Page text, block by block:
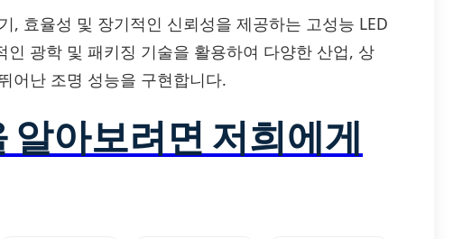
, 효율성 및 장기적인 신뢰성을 제공하는 고성능 LED
광학 및 패키징 기술을 활용하여 다양한 산업, 상
어난 조명 성능을 구현합니다.
알아보려면 저희에게